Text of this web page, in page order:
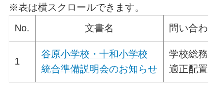
※表は横スクロールできます。
No.
文書名 問い合わ
1
谷原小学校・十和小学校
統合準備説明会のお知らせ
学校総務
適正配置